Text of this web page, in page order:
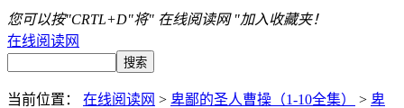
您可以按"CRTL+D"将" 在线阅读网 "加入收藏夹！
在线阅读网
当前位置： 在线阅读网 > 卑鄙的圣人曹操（1-10全集） > 卑